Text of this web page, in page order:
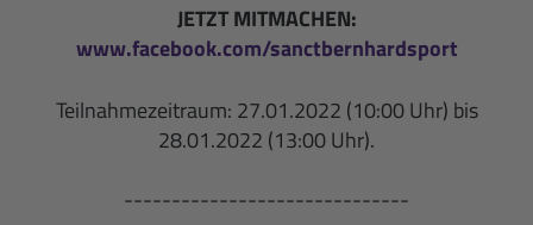
JETZT MITMACHEN:
www.facebook.com/sanctbernhardsport
Teilnahmezeitraum: 27.01.2022 (10:00 Uhr) bis
28.01.2022 (13:00 Uhr).
------------------------------